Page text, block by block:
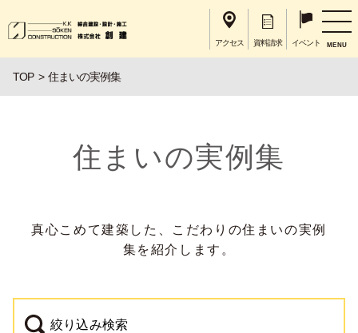
アクセス 資料請求 イベント MENU
TOP 住まいの実例集
住まいの実例集
真心こめて建築した、こだわりの住まいの実例
集を紹介します。
絞り込み検索